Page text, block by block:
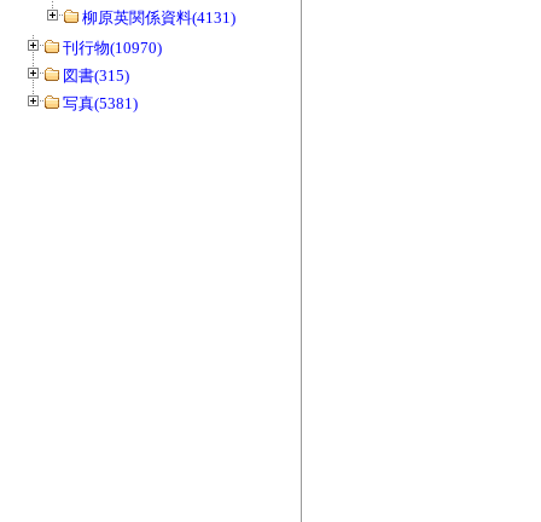
柳原英関係資料(4131)
刊行物(10970)
図書(315)
写真(5381)